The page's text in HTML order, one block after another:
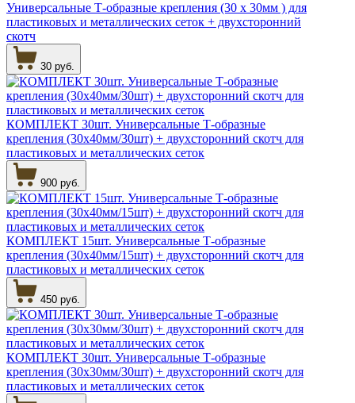
Универсальные Т-образные крепления (30 х 30мм ) для
пластиковых и металлических сеток + двухсторонний
скотч
30 руб.
КОМПЛЕКТ 30шт. Универсальные Т-образные
крепления (30х40мм/30шт) + двухсторонний скотч для
пластиковых и металлических сеток
900 руб.
КОМПЛЕКТ 15шт. Универсальные Т-образные
крепления (30х40мм/15шт) + двухсторонний скотч для
пластиковых и металлических сеток
450 руб.
КОМПЛЕКТ 30шт. Универсальные Т-образные
крепления (30х30мм/30шт) + двухсторонний скотч для
пластиковых и металлических сеток